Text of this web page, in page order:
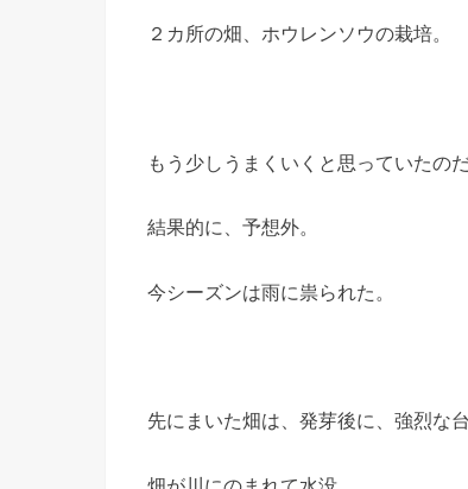
２カ所の畑、ホウレンソウの栽培。
もう少しうまくいくと思っていたのだ
結果的に、予想外。
今シーズンは雨に祟られた。
先にまいた畑は、発芽後に、強烈な台